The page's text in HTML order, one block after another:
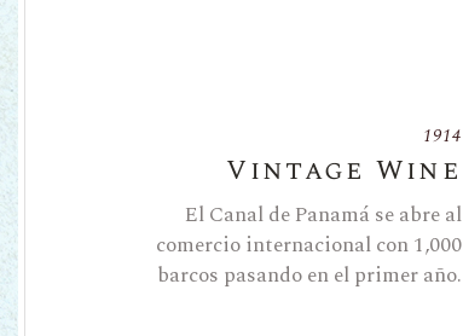
1914
Vintage Wine
El Canal de Panamá se abre al
comercio internacional con 1,000
barcos pasando en el primer año.